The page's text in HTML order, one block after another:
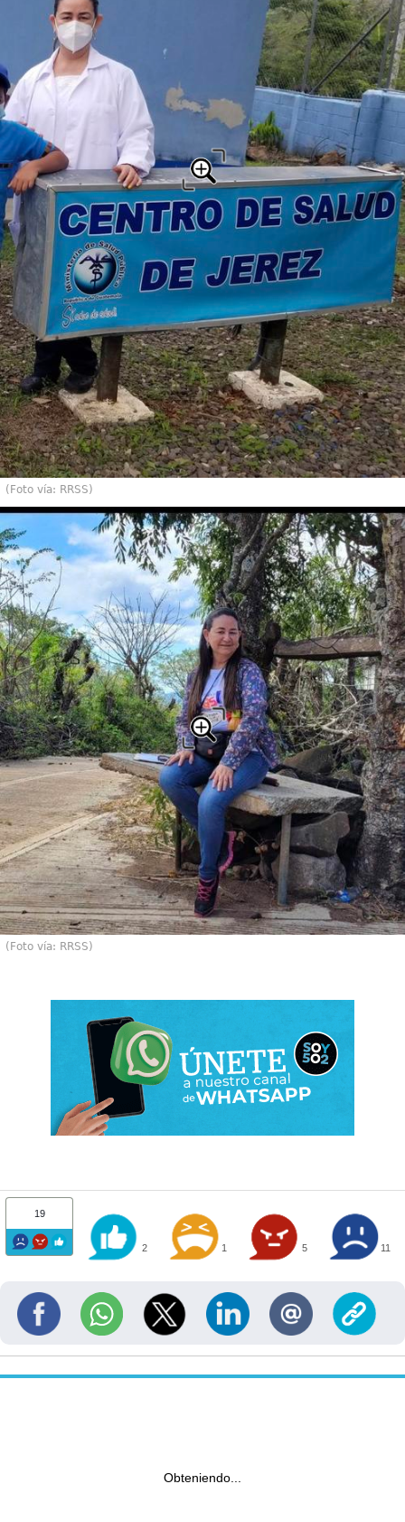
(Foto vía: RRSS)
(Foto vía: RRSS)
19
2 1 5 11
Obteniendo...